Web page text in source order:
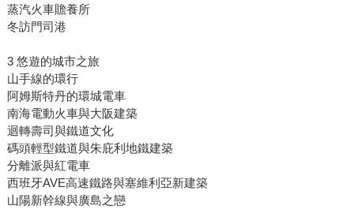
蒸汽火車贍養所
冬訪門司港
3 悠遊的城市之旅
山手線的環行
阿姆斯特丹的環城電車
南海電動火車與大阪建築
迴轉壽司與鐵道文化
碼頭輕型鐵道與朱庇利地鐵建築
分離派與紅電車
西班牙AVE高速鐵路與塞維利亞新建築
山陽新幹線與廣島之戀